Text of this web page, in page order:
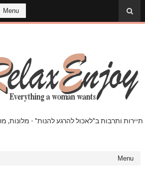
תיירות ותרבות ב"לאכול להרגע להנות" - מלונות,